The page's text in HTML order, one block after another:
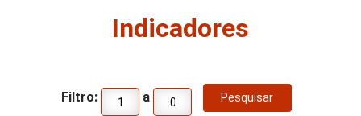
Indicadores
Filtro: a